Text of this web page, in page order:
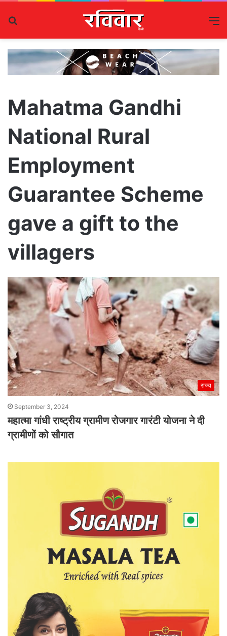
Mahatma Gandhi
National Rural
Employment
Guarantee Scheme
gave a gift to the
villagers
राज्य
September 3, 2024
महात्मा गांधी राष्ट्रीय ग्रामीण रोजगार गारंटी योजना ने दी
ग्रामीणों को सौगात